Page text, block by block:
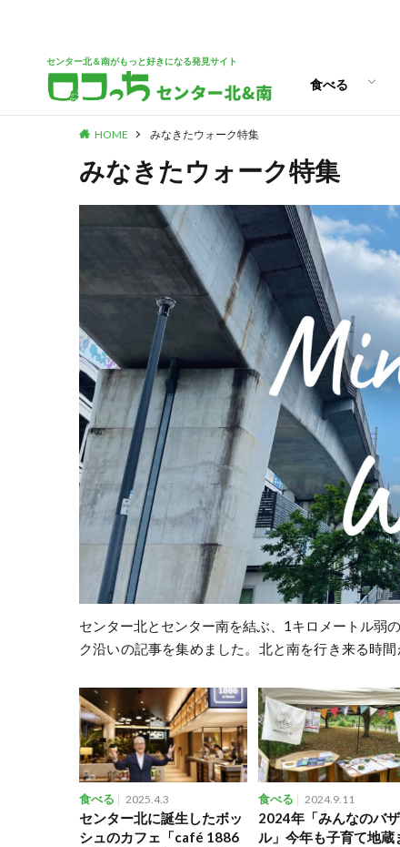
センター北＆南がもっと好きになる発見サイト
食べる
HOME みなきたウォーク特集
みなきたウォーク特集
センター北とセンター南を結ぶ、1キロメートル弱
ク沿いの記事を集めました。北と南を行き来る時間
食べる 2025.4.3
センター北に誕生したボッ
シュのカフェ「café 1886
食べる 2024.9.11
2024年「みんなのバ
ル」今年も子育て地蔵